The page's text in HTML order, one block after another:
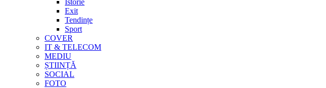
Istorie
Exit
Tendințe
Sport
COVER
IT & TELECOM
MEDIU
ȘTIINȚĂ
SOCIAL
FOTO